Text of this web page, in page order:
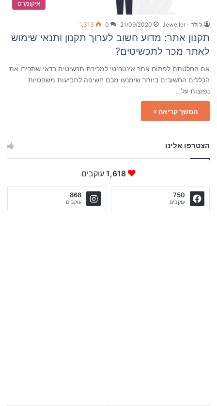
איקומרס
ג'ולר - Jeweller 21/09/2020
0
1,313
תקנון אתר: מדוע חשוב לערוך תקנון ותנאי שימוש
לאתר מכר לתכשיטים?
אם החלטתם לפתוח אתר אינטרנטי למכירת תכשיטים כדאי שתכירו את
הכללים החשובים ביותר שימנעו מכם חשיפה לתביעות משפטיות
נפוצות על…
המשך קריאה »
הצטרפו אלינו
1,618 עוקבים
750
עוקבים
868
עוקבים